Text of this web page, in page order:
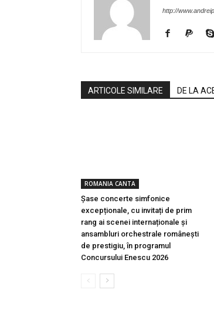
http://
ARTICOLE SIMILARE DE LA
ROMANIA CANTA
Șase concerte simfonice
excepționale, cu invitați de prim
rang ai scenei internaționale și
ansambluri orchestrale românești
de prestigiu, în programul
Concursului Enescu 2026